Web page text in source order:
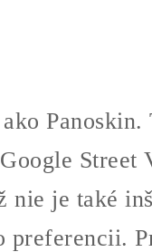
Street
nie je také
preferencii.